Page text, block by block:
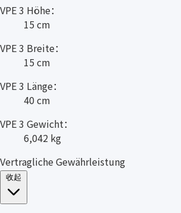
VPE 3 Höhe：
15 cm
VPE 3 Breite：
15 cm
VPE 3 Länge：
40 cm
VPE 3 Gewicht：
6,042 kg
Vertragliche Gewährleistung